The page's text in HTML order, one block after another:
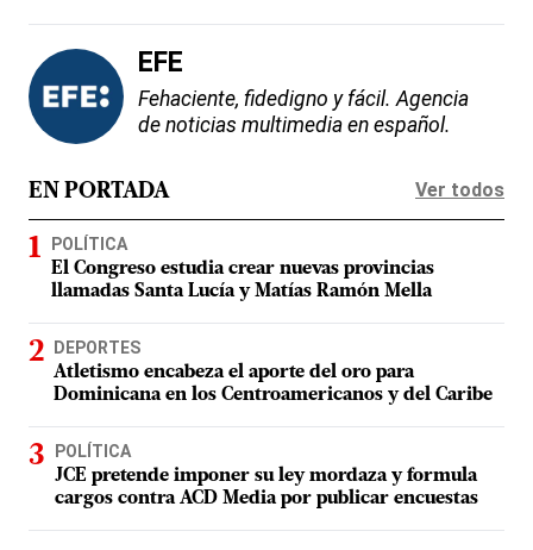
EFE
Fehaciente, fidedigno y fácil. Agencia
de noticias multimedia en español.
EN PORTADA Ver todos
POLÍTICA
El Congreso estudia crear nuevas provincias
llamadas Santa Lucía y Matías Ramón Mella
DEPORTES
Atletismo encabeza el aporte del oro para
Dominicana en los Centroamericanos y del Caribe
POLÍTICA
JCE pretende imponer su ley mordaza y formula
cargos contra ACD Media por publicar encuestas